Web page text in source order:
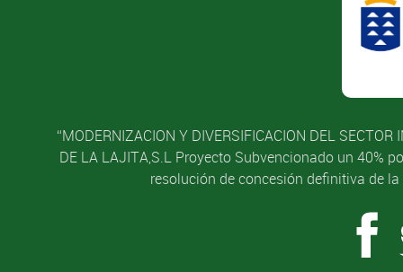
“MODERNIZACION Y DIVERSIFICACION DEL
DE LA LAJITA,S.L Proyecto Subvencionado un 40%
resolución de concesión definitiva de